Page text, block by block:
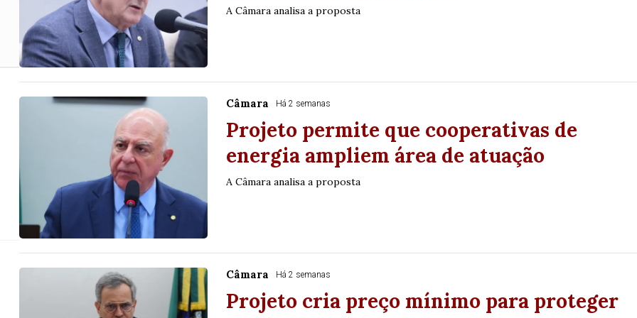
Projeto regulamenta cobrança por
aluguel de carro
A Câmara analisa a proposta
Câmara Há 2 semanas
Projeto permite que cooperativas de
energia ampliem área de atuação
A Câmara analisa a proposta
Câmara Há 2 semanas
Projeto cria preço mínimo para proteger